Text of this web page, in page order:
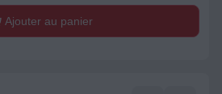
Ajouter au panier